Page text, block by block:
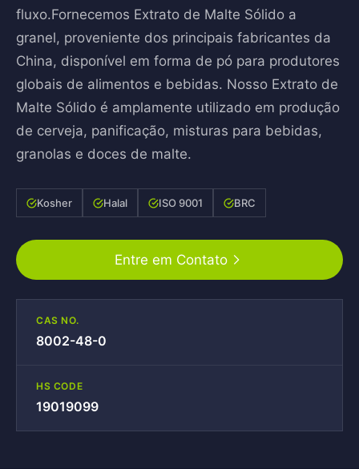
fluxo.Fornecemos Extrato de Malte Sólido a
granel, proveniente dos principais fabricantes da
China, disponível em forma de pó para produtores
globais de alimentos e bebidas. Nosso Extrato de
Malte Sólido é amplamente utilizado em produção
de cerveja, panificação, misturas para bebidas,
granolas e doces de malte.
Kosher Halal ISO 9001 BRC
Entre em Contato
CAS NO.
8002-48-0
HS CODE
19019099